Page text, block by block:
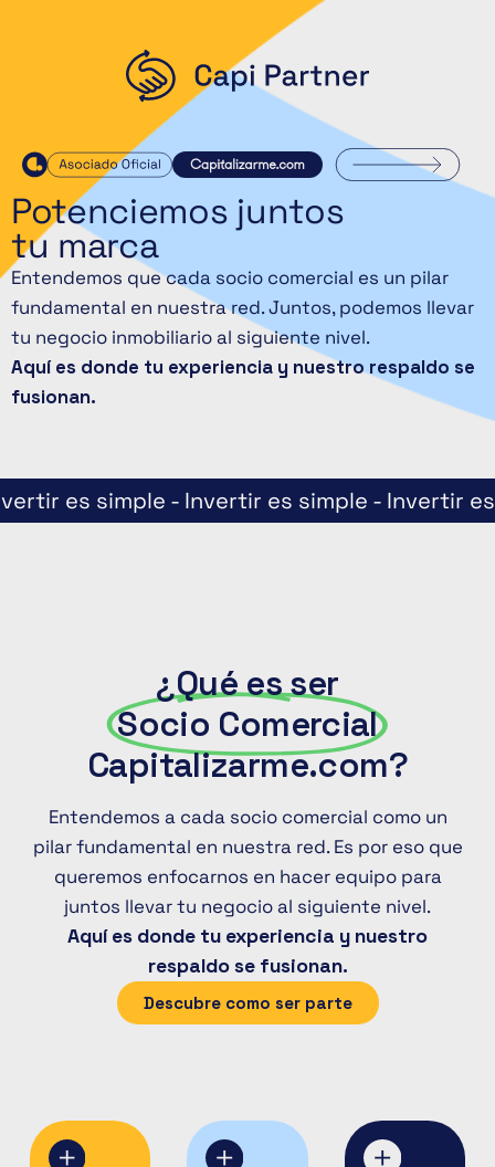
Potenciemos juntos
tu marca
Entendemos que cada socio comercial es un pilar
fundamental en nuestra red. Juntos, podemos llevar
tu negocio inmobiliario al siguiente nivel.
Aquí es donde tu experiencia y nuestro respaldo se
fusionan.
es simple - Invertir es simple - Invertir
¿Qué es ser
Socio Comercial
Capitalizarme.com?
Entendemos a cada socio comercial como un
pilar fundamental en nuestra red. Es por eso que
queremos enfocarnos en hacer equipo para
juntos llevar tu negocio al siguiente nivel.
Aquí es donde tu experiencia y nuestro
respaldo se fusionan.
Descubre como ser parte